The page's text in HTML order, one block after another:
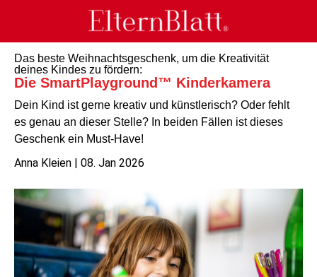
Das beste Weihnachtsgeschenk, um die Kreativität
deines Kindes zu fördern:
Die SmartPlayground™ Kinderkamera
Dein Kind ist gerne kreativ und künstlerisch? Oder fehlt
es genau an dieser Stelle? In beiden Fällen ist dieses
Geschenk ein Must-Have!
Anna Kleien | 08. Jan 2026